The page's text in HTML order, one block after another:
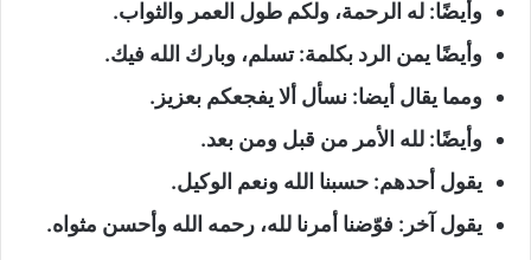
وأيضًا: له الرحمة، ولكم طول العمر والثواب.
وأيضًا يمن الرد بكلمة: تسلم، وبارك الله فيك.
ومما يقال أيضا: نسأل ألا يفجعكم بعزيز.
وأيضًا: لله الأمر من قبل ومن بعد.
يقول أحدهم: حسبنا الله ونعم الوكيل.
يقول آخر: فوّضنا أمرنا لله، رحمه الله وأحسن مثواه.